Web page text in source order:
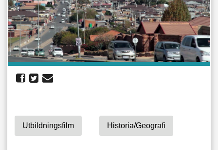
Utbildningsfilm Historia/geografi